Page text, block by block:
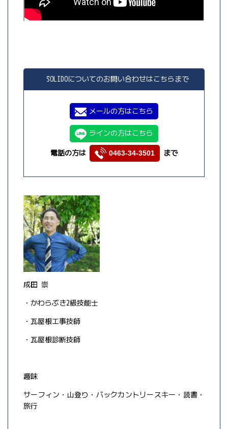
SOLIDOについてのお問い合わせはこちらまで
メールの方はこちら
ラインの方はこちら
電話の方は 0463-34-3501 まで
成田 崇
・かわらぶき2級技能士
・瓦屋根工事技師
・瓦屋根診断技師
趣味
サーフィン・山登り・バックカントリースキー・読書・
旅行